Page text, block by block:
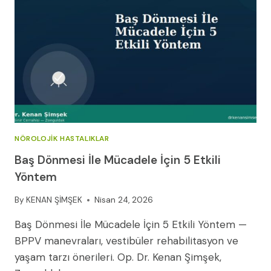
NÖROLOJIK HASTALIKLAR
Baş Dönmesi İle Mücadele İçin 5 Etkili
Yöntem
By KENAN ŞİMŞEK Nisan 24, 2026
Baş Dönmesi İle Mücadele İçin 5 Etkili Yöntem —
BPPV manevraları, vestibüler rehabilitasyon ve
yaşam tarzı önerileri. Op. Dr. Kenan Şimşek,